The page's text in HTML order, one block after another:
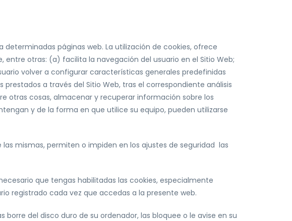
páginas web. La utilización de cookies, ofrece
otras: (a) facilita la navegación del usuario en el Sitio Web;
volver a configurar características generales predefinidas
a través del Sitio Web, tras el correspondiente análisis
otras cosas, almacenar y recuperar información sobre los
y de la forma en que utilice su equipo, pueden utilizarse
mismas, permiten o impiden en los ajustes de seguridad las
que tengas habilitadas las cookies, especialmente
registrado cada vez que accedas a la presente web.
del disco duro de su ordenador, las bloquee o le avise en su